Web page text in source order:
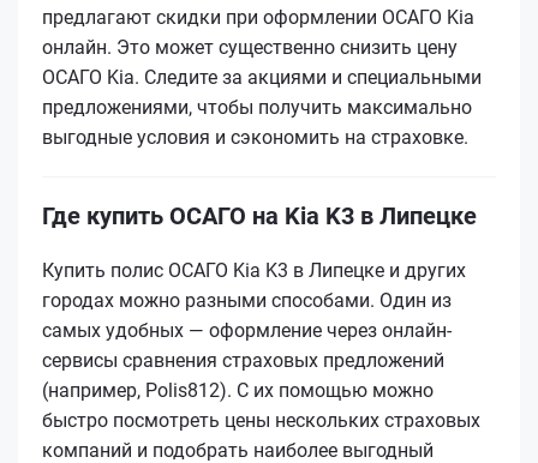
предлагают скидки при оформлении ОСАГО Kia
онлайн. Это может существенно снизить цену
ОСАГО Kia. Следите за акциями и специальными
предложениями, чтобы получить максимально
выгодные условия и сэкономить на страховке.
Где купить ОСАГО на Kia K3 в Липецке
Купить полис ОСАГО Kia K3 в Липецке и других
городах можно разными способами. Один из
самых удобных — оформление через онлайн-
сервисы сравнения страховых предложений
(например, Polis812). С их помощью можно
быстро посмотреть цены нескольких страховых
компаний и подобрать наиболее выгодный